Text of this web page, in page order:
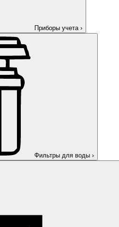
Приборы учета ›
Фильтры для воды ›